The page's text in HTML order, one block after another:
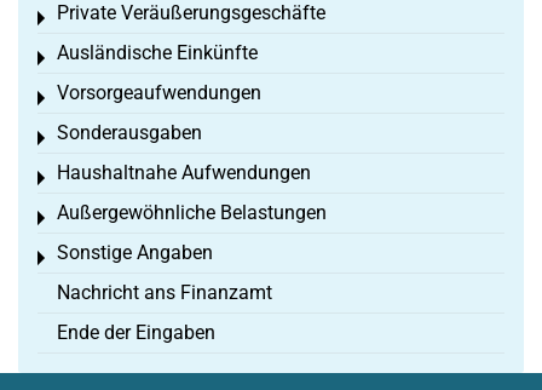
Private Veräußerungsgeschäfte
Toggle menu
Ausländische Einkünfte
Toggle menu
Vorsorgeaufwendungen
Toggle menu
Sonderausgaben
Toggle menu
Haushaltnahe Aufwendungen
Toggle menu
Außergewöhnliche Belastungen
Toggle menu
Sonstige Angaben
Toggle menu
Nachricht ans Finanzamt
Ende der Eingaben